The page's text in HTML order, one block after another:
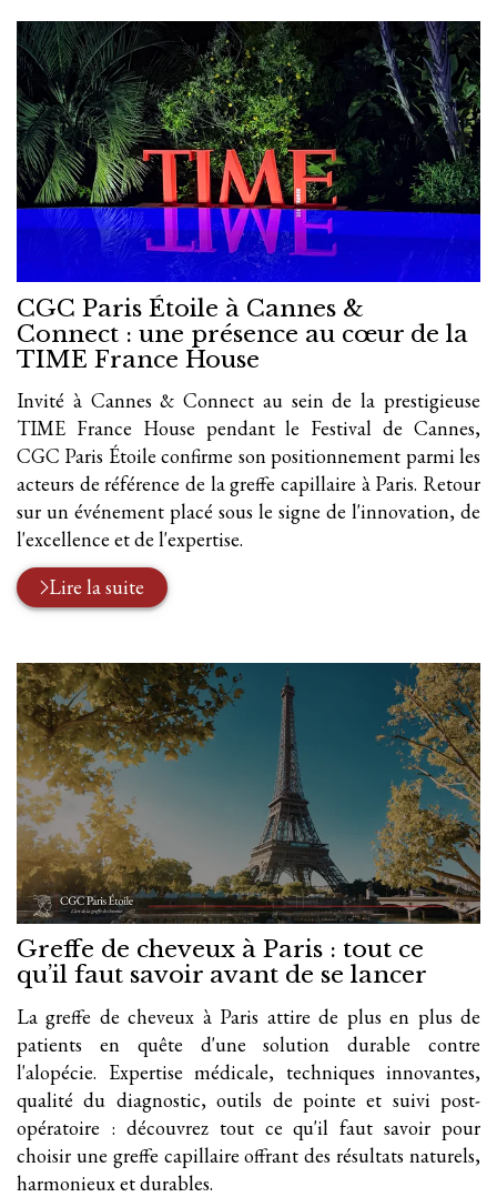
CGC Paris Étoile à Cannes &
Connect : une présence au cœur de la
TIME France House
Invité à Cannes & Connect au sein de la prestigieuse
TIME France House pendant le Festival de Cannes,
CGC Paris Étoile confirme son positionnement parmi les
acteurs de référence de la greffe capillaire à Paris. Retour
sur un événement placé sous le signe de l'innovation, de
l'excellence et de l'expertise.
Lire la suite
Greffe de cheveux à Paris : tout ce
qu’il faut savoir avant de se lancer
La greffe de cheveux à Paris attire de plus en plus de
patients en quête d'une solution durable contre
l'alopécie. Expertise médicale, techniques innovantes,
qualité du diagnostic, outils de pointe et suivi post-
opératoire : découvrez tout ce qu'il faut savoir pour
choisir une greffe capillaire offrant des résultats naturels,
harmonieux et durables.